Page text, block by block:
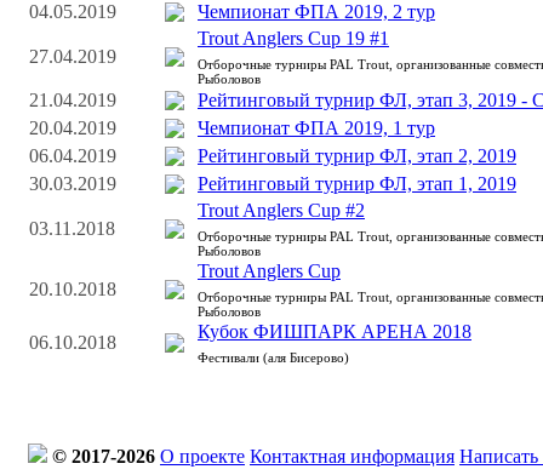
04.05.2019 Чемпионат ФПА 2019, 2 тур
27.04.2019
Trout Anglers Cup 19 #1
Отборочные турниры PAL Trout, организованные
Рыболовов
21.04.2019
Рейтинговый турнир ФЛ, этап 3, 2019 -
20.04.2019
Чемпионат ФПА 2019, 1 тур
06.04.2019
Рейтинговый турнир ФЛ, этап 2, 2019
30.03.2019
Рейтинговый турнир ФЛ, этап 1, 2019
03.11.2018
Trout Anglers Cup #2
Отборочные турниры PAL Trout, организованные
Рыболовов
20.10.2018
Trout Anglers Cup
Отборочные турниры PAL Trout, организованные
Рыболовов
06.10.2018
Кубок ФИШПАРК АРЕНА 2018
Фестивали (аля Бисерово)
© 2017-2026 О проекте Контактная информация